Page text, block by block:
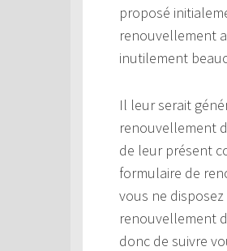
proposé
renouvellement
inutilement
Il leur serait
renouvellement
de leur présent
formulaire de
vous ne
renouvellement
donc de suivre